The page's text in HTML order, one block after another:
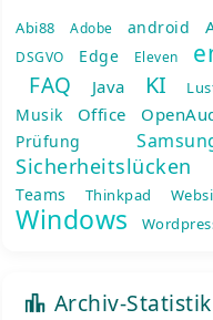
Abi88 Adobe android
DSGVO
Edge Eleven
FAQ Java KI
Musik Office
Prüfung
Sicherheitslücken
Teams Thinkpad
Windows
Archiv-Statistik